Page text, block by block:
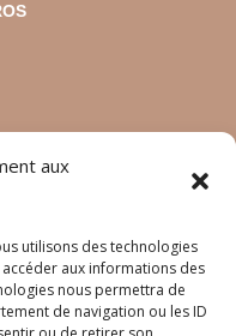
aux
utilisons des technologies
aux informations des
nous permettra de
de navigation ou les ID